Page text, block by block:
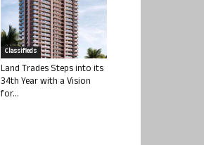
Classifieds
Land Trades Steps into its
34th Year with a Vision
for...